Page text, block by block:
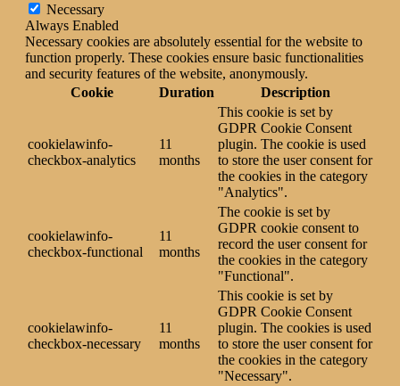
Necessary
Always Enabled
Necessary cookies are absolutely essential for the website to
function properly. These cookies ensure basic functionalities
and security features of the website, anonymously.
Cookie
Duration Description
cookielawinfo-
checkbox-analytics
11
months
This cookie is set by
GDPR Cookie Consent
plugin. The cookie is used
to store the user consent for
the cookies in the category
"Analytics".
cookielawinfo-
checkbox-functional
11
months
The cookie is set by
GDPR cookie consent to
record the user consent for
the cookies in the category
"Functional".
cookielawinfo-
checkbox-necessary
11
months
This cookie is set by
GDPR Cookie Consent
plugin. The cookies is used
to store the user consent for
the cookies in the category
"Necessary".